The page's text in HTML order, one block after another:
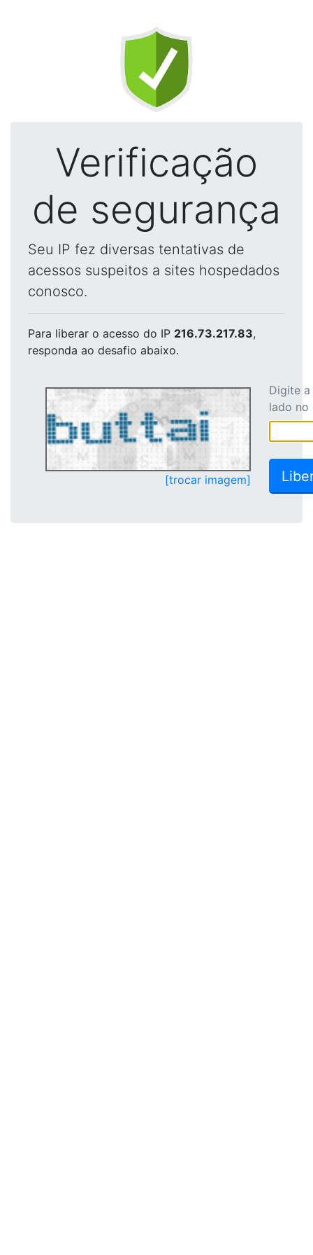
Verificação
de segurança
Seu IP fez diversas tentativas de
acessos suspeitos a sites hospedados
conosco.
Para liberar o acesso do IP 216.73.217.83,
responda ao desafio abaixo.
[trocar imagem]
Digite
lado no